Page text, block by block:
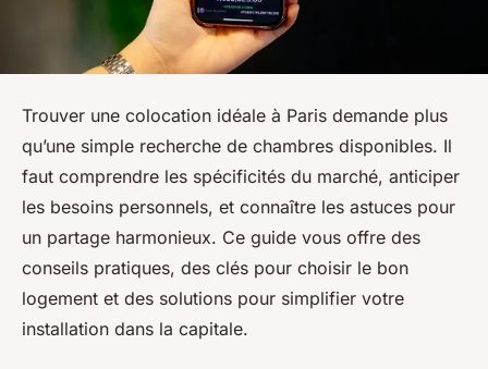
Trouver une colocation idéale à Paris demande plus
qu’une simple recherche de chambres disponibles. Il
faut comprendre les spécificités du marché, anticiper
les besoins personnels, et connaître les astuces pour
un partage harmonieux. Ce guide vous offre des
conseils pratiques, des clés pour choisir le bon
logement et des solutions pour simplifier votre
installation dans la capitale.